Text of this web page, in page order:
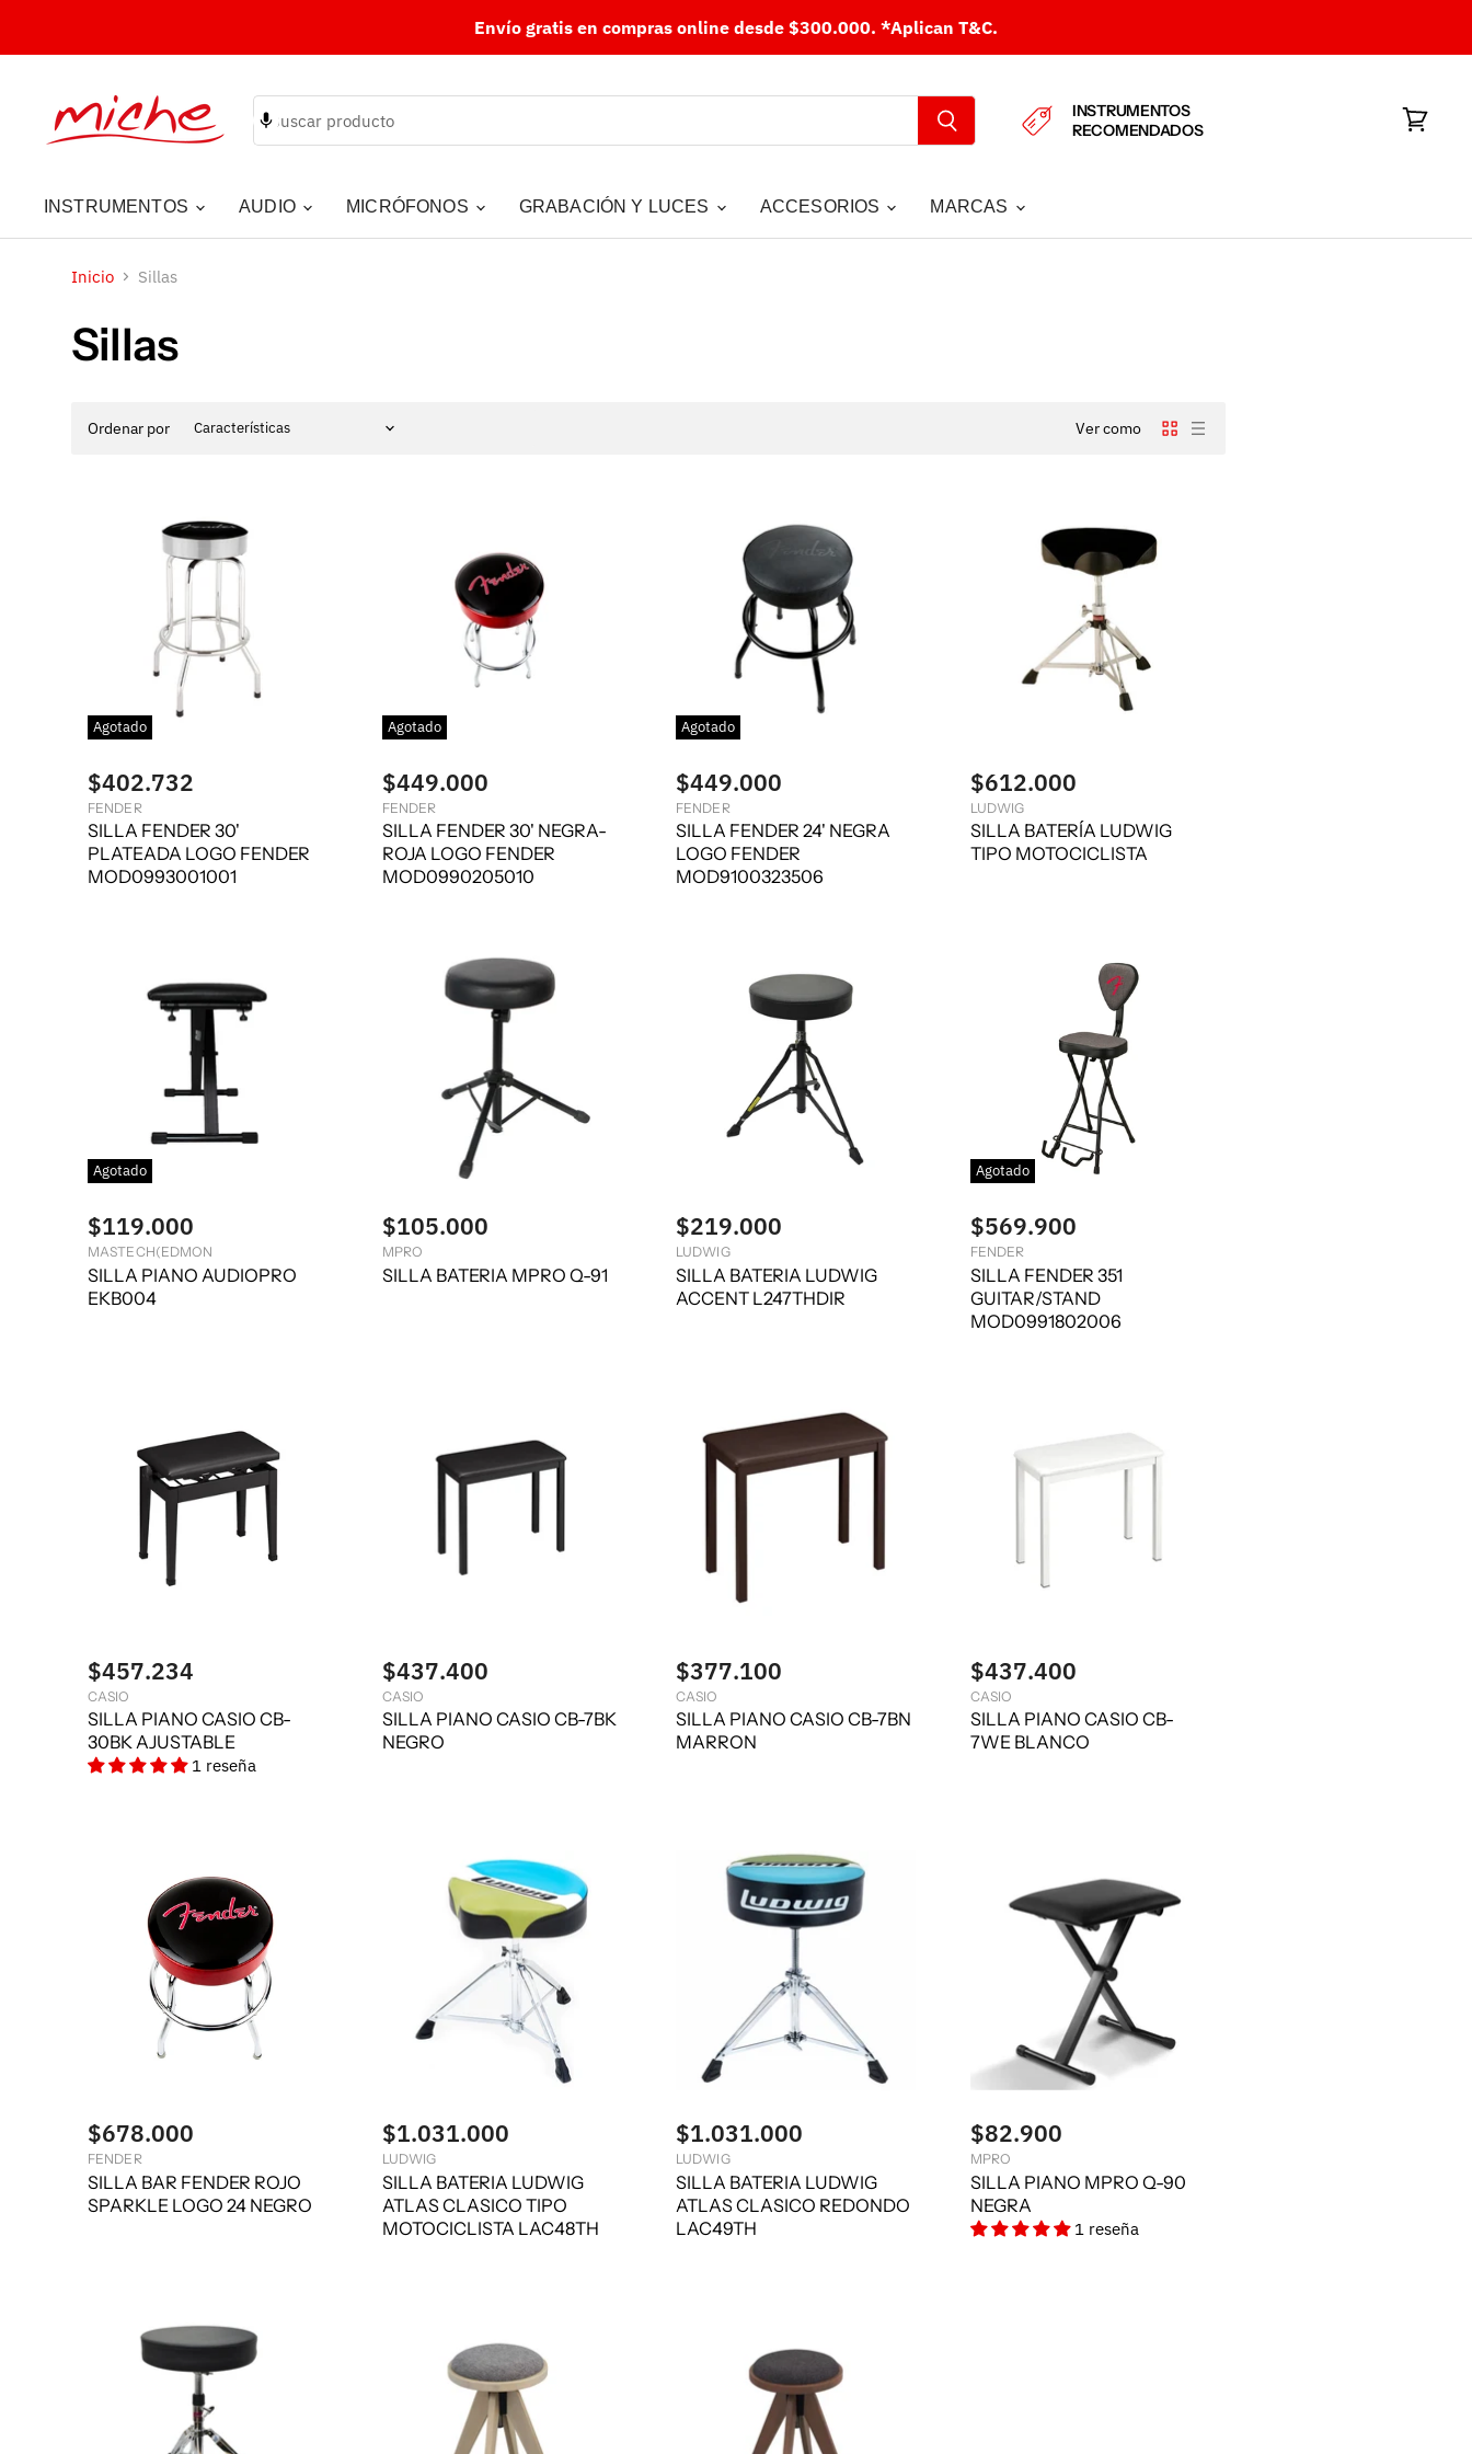
Envío gratis en compras online desde $300.000. *Aplican T&C.
INSTRUMENTOS
RECOMENDADOS
INSTRUMENTOS AUDIO MICRÓFONOS GRABACIÓN Y LUCES ACCESORIOS MARCAS
Inicio Sillas
Sillas
Ordenar por Ver como
Agotado
$402.732
FENDER
SILLA FENDER 30'
PLATEADA LOGO FENDER
MOD0993001001
Agotado
$449.000
FENDER
SILLA FENDER 30' NEGRA-
ROJA LOGO FENDER
MOD0990205010
Agotado
$449.000
FENDER
SILLA FENDER 24' NEGRA
LOGO FENDER
MOD9100323506
$612.000
LUDWIG
SILLA BATERÍA LUDWIG
TIPO MOTOCICLISTA
Agotado
$119.000
MASTECH(EDMON
SILLA PIANO AUDIOPRO
EKB004
$105.000
MPRO
SILLA BATERIA MPRO Q-91
$219.000
LUDWIG
SILLA BATERIA LUDWIG
ACCENT L247THDIR
Agotado
$569.900
FENDER
SILLA FENDER 351
GUITAR/STAND
MOD0991802006
$457.234
CASIO
SILLA PIANO CASIO CB-
30BK AJUSTABLE
1 reseña
$437.400
CASIO
SILLA PIANO CASIO CB-7BK
NEGRO
$377.100
CASIO
SILLA PIANO CASIO CB-7BN
MARRON
$437.400
CASIO
SILLA PIANO CASIO CB-
7WE BLANCO
$678.000
FENDER
SILLA BAR FENDER ROJO
SPARKLE LOGO 24 NEGRO
$1.031.000
LUDWIG
SILLA BATERIA LUDWIG
ATLAS CLASICO TIPO
MOTOCICLISTA LAC48TH
$1.031.000
LUDWIG
SILLA BATERIA LUDWIG
ATLAS CLASICO REDONDO
LAC49TH
$82.900
MPRO
SILLA PIANO MPRO Q-90
NEGRA
1 reseña